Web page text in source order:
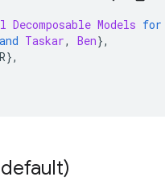
Decomposable Models for
and Taskar, Ben},
},